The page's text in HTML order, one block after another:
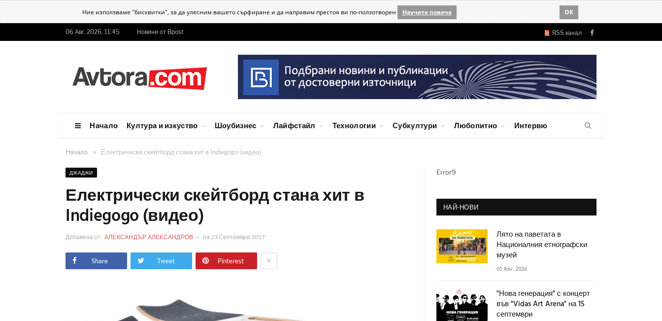
Ние използваме "бисквитки", за да улесним вашето сърфиране и да направим престоя ви по-ползотворен Научете повече OK
06 Авг. 2026, 11:45 Новини от Bpost RSS канал Facebook
Начало Култура и изкуство Шоубизнес Лайфстайл Технологии Субкултури Любопитно Интервю
Начало » Електрически скейтборд стана хит в Indiegogo (видео)
ДЖАДЖИ
Електрически скейтборд стана хит в
Indiegogo (видео)
Добавена от: АЛЕКСАНДЪР АЛЕКСАНДРОВ на 23 Септември 2017
Share Tweet Pinterest +
Error9
НАЙ-НОВИ
Лято на паветата в
Националния етнографски
музей
05 Авг. 2026
"Нова генерация" с концерт
във "Vidas Art Arena" на 15
септември